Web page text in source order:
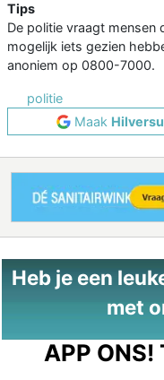
Tips
De politie vraagt mensen
mogelijk iets gezien
anoniem op 0800-7000.
politie
Maak
Heb je een
met
APP ONS!